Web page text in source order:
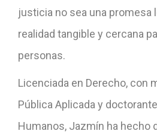
justicia no sea una promesa
realidad tangible y cercana
personas.
Licenciada en Derecho, con
Pública Aplicada y
Humanos, Jazmín ha hecho